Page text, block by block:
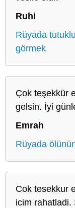
Ruhi
Rüyada tutuklu
görmek
Çok teşekkür
gelsin. İyi
Emrah
Rüyada
Cok tesekkur
icim rahatladi.